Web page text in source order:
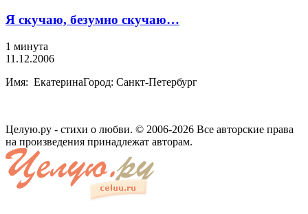
Я скучаю, безумно скучаю…
1 минута
11.12.2006
Имя: ЕкатеринаГород: Санкт-Петербург
Целую.ру - стихи о любви. © 2006-2026 Все авторские права
на произведения принадлежат авторам.